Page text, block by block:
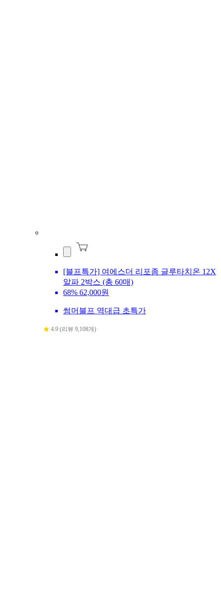
[블프특가] 여에스더 리포좀 글루타치온 12X
알파 2박스 (총 60매)
68% 62,000원
썸머블프 역대급 초특가
4.9 (리뷰 9,108개)